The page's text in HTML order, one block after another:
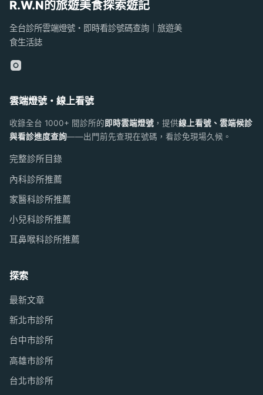
R.W.N的旅遊美食探索遊記
全台診所雲端燈號・即時看診號碼查詢｜旅遊美
食生活誌
雲端燈號・線上看號
收錄全台 1000+ 間診所的即時雲端燈號 ，提供線上看號、雲端候診
與看診進度查詢——出門前先查現在號碼，看診免現場久候。
完整診所目錄
內科診所推薦
家醫科診所推薦
小兒科診所推薦
耳鼻喉科診所推薦
探索
最新文章
新北市診所
台中市診所
高雄市診所
台北市診所